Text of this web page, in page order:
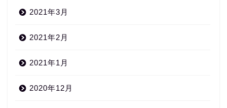
2021年3月
2021年2月
2021年1月
2020年12月